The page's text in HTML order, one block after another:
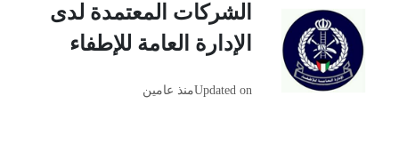
الشركات المعتمدة لدى
الإدارة العامة للإطفاء
Updated onمنذ عامين